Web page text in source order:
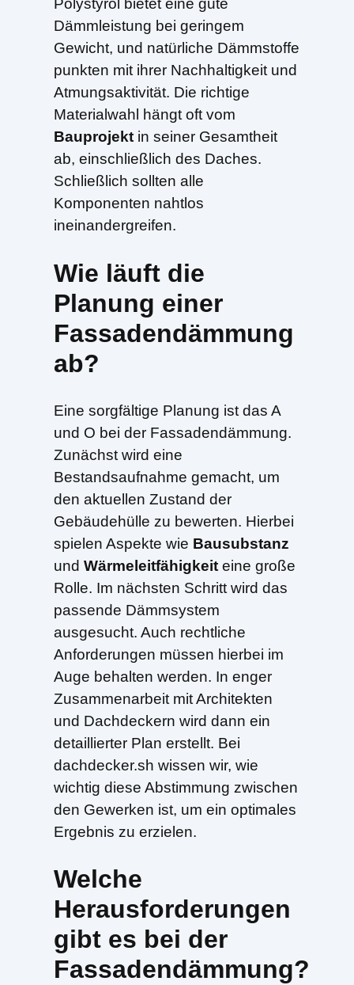
Polystyrol bietet eine gute
Dämmleistung bei geringem
Gewicht, und natürliche Dämmstoffe
punkten mit ihrer Nachhaltigkeit und
Atmungsaktivität. Die richtige
Materialwahl hängt oft vom
Bauprojekt in seiner Gesamtheit
ab, einschließlich des Daches.
Schließlich sollten alle
Komponenten nahtlos
ineinandergreifen.
Wie läuft die
Planung einer
Fassadendämmung
ab?
Eine sorgfältige Planung ist das A
und O bei der Fassadendämmung.
Zunächst wird eine
Bestandsaufnahme gemacht, um
den aktuellen Zustand der
Gebäudehülle zu bewerten. Hierbei
spielen Aspekte wie Bausubstanz
und Wärmeleitfähigkeit eine große
Rolle. Im nächsten Schritt wird das
passende Dämmsystem
ausgesucht. Auch rechtliche
Anforderungen müssen hierbei im
Auge behalten werden. In enger
Zusammenarbeit mit Architekten
und Dachdeckern wird dann ein
detaillierter Plan erstellt. Bei
dachdecker.sh wissen wir, wie
wichtig diese Abstimmung zwischen
den Gewerken ist, um ein optimales
Ergebnis zu erzielen.
Welche
Herausforderungen
gibt es bei der
Fassadendämmung?